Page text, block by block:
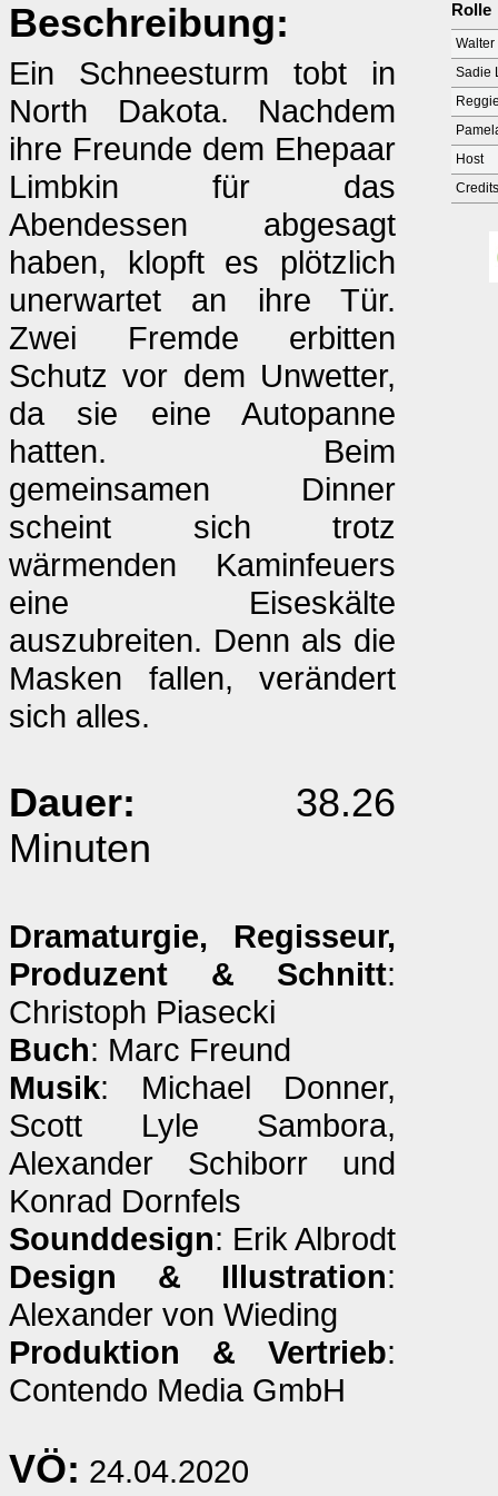
Beschreibung:
Ein Schneesturm tobt in
North Dakota. Nachdem
ihre Freunde dem Ehepaar
Limbkin für das
Abendessen abgesagt
haben, klopft es plötzlich
unerwartet an ihre Tür.
Zwei Fremde erbitten
Schutz vor dem Unwetter,
da sie eine Autopanne
hatten. Beim
gemeinsamen Dinner
scheint sich trotz
wärmenden Kaminfeuers
eine Eiseskälte
auszubreiten. Denn als die
Masken fallen, verändert
sich alles.
Dauer: 38.26
Minuten
Dramaturgie, Regisseur,
Produzent & Schnitt:
Christoph Piasecki
Buch: Marc Freund
Musik: Michael Donner,
Scott Lyle Sambora,
Alexander Schiborr und
Konrad Dornfels
Sounddesign: Erik Albrodt
Design & Illustration:
Alexander von Wieding
Produktion & Vertrieb:
Contendo Media GmbH
VÖ: 24.04.2020
Rolle
Sadie
Host
Credits